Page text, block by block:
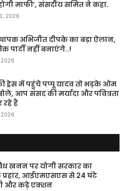
माफी’, संसदीय समित ने कहा.
2026
अभिजीत दीपके का बड़ा ऐलान,
पार्टी नहीं बनाएंगे..!
ड्रेस में पहुंचे पप्पू यादव तो भड़के ओम
आप संसद की मर्यादा और पवित्रता
हैं
खनन पर योगी सरकार का
प्रहार, आईएमएसएस से 24 घंटे
और कड़े एक्शन